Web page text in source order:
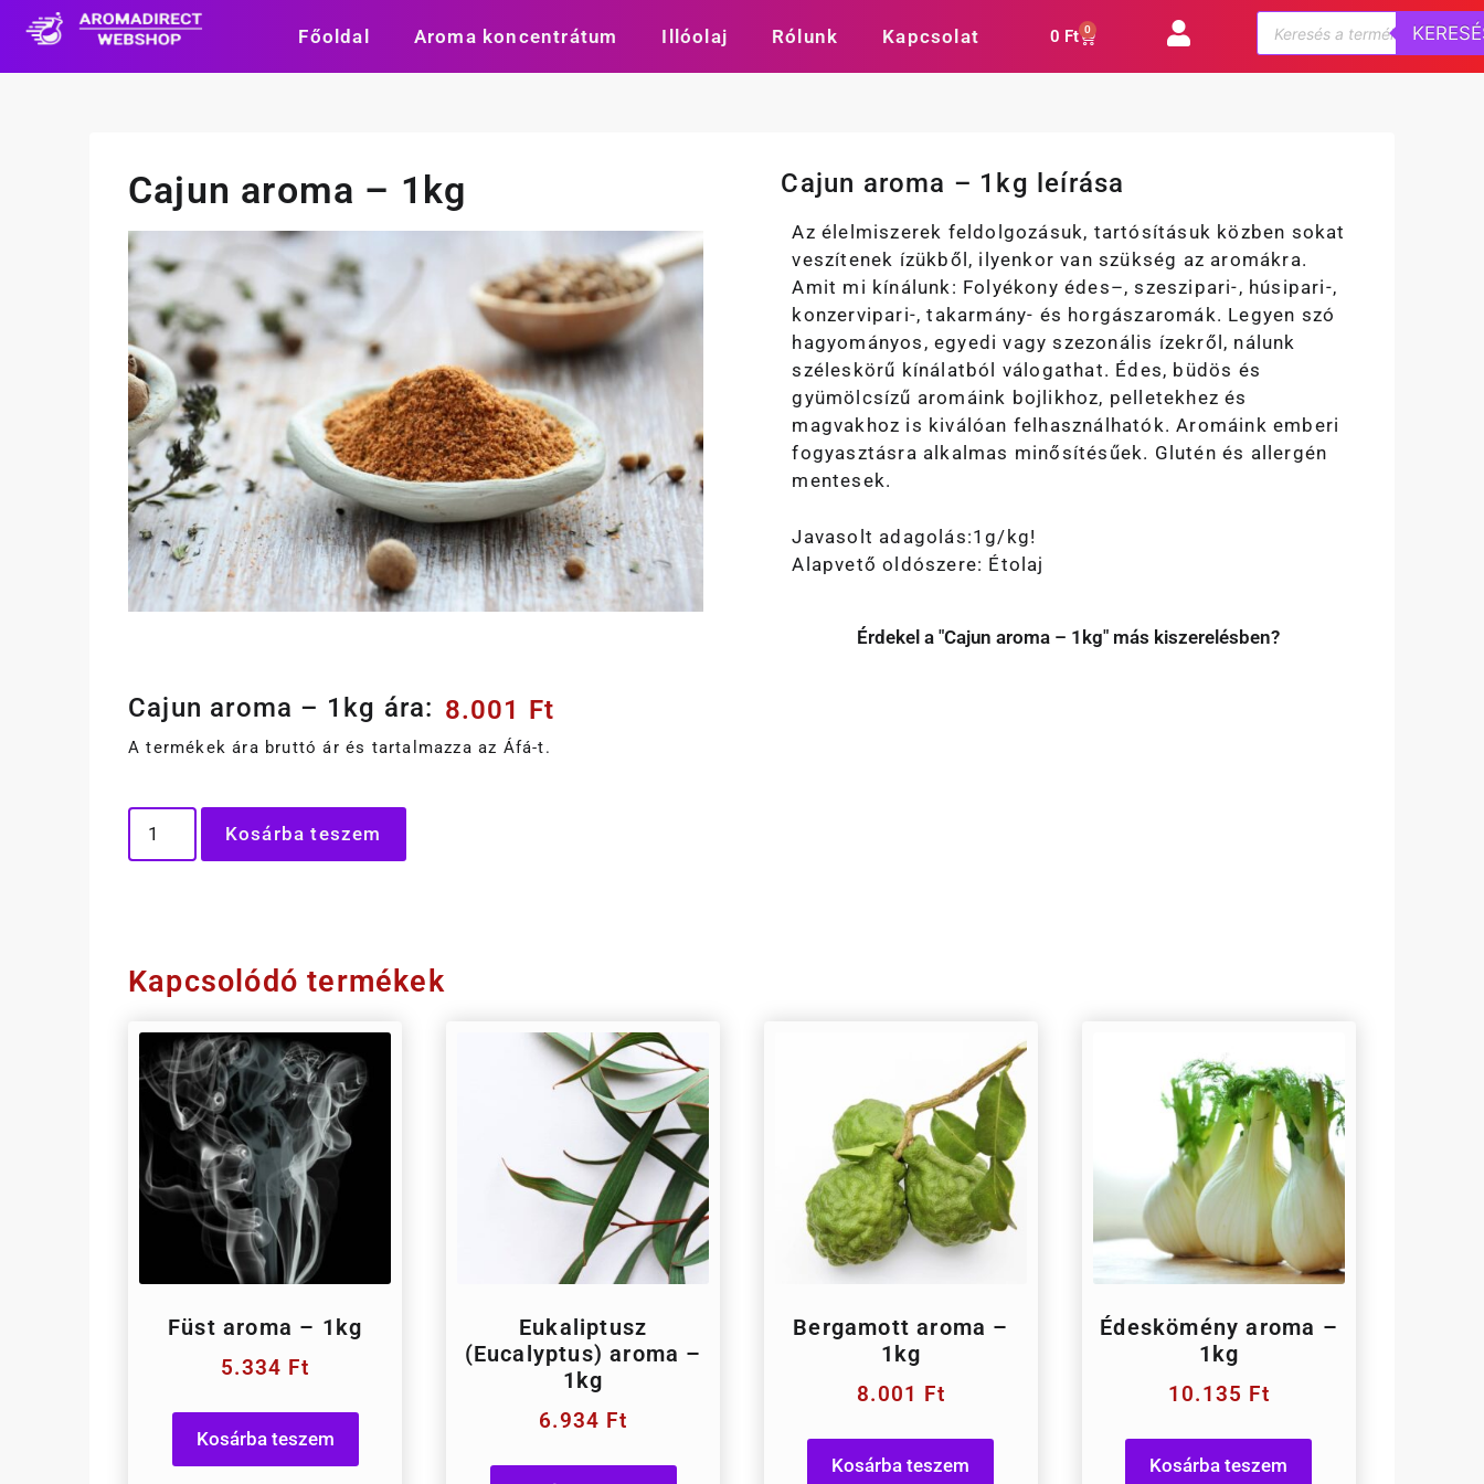
Főoldal Aroma koncentrátum Illóolaj Rólunk Kapcsolat 0 Ft 0
Cajun aroma – 1kg
Cajun aroma – 1kg ára: 8.001 Ft
A termékek ára bruttó ár és tartalmazza az Áfá-t.
Kosárba teszem
Cajun aroma – 1kg leírása
Az élelmiszerek feldolgozásuk, tartósításuk közben sokat
veszítenek ízükből, ilyenkor van szükség az aromákra.
Amit mi kínálunk: Folyékony édes–, szeszipari-, húsipari-,
konzervipari-, takarmány- és horgászaromák. Legyen szó
hagyományos, egyedi vagy szezonális ízekről, nálunk
széleskörű kínálatból válogathat. Édes, büdös és
gyümölcsízű aromáink bojlikhoz, pelletekhez és
magvakhoz is kiválóan felhasználhatók. Aromáink emberi
fogyasztásra alkalmas minősítésűek. Glutén és allergén
mentesek.
Javasolt adagolás:1g/kg!
Alapvető oldószere: Étolaj
Érdekel a "Cajun aroma – 1kg" más kiszerelésben?
Kapcsolódó termékek
Füst aroma – 1kg
5.334 Ft
Kosárba teszem
Eukaliptusz
(Eucalyptus) aroma –
1kg
6.934 Ft
Bergamott aroma –
1kg
8.001 Ft
Kosárba teszem
Édeskömény aroma –
1kg
10.135 Ft
Kosárba teszem